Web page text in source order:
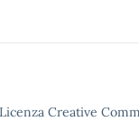
Creative